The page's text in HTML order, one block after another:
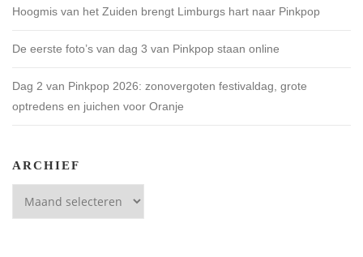
Hoogmis van het Zuiden brengt Limburgs hart naar Pinkpop
De eerste foto’s van dag 3 van Pinkpop staan online
Dag 2 van Pinkpop 2026: zonovergoten festivaldag, grote
optredens en juichen voor Oranje
ARCHIEF